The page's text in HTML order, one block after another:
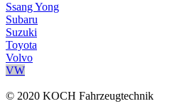
Ssang Yong
Subaru
Suzuki
Toyota
Volvo
VW
© 2020 KOCH Fahrzeugtechnik